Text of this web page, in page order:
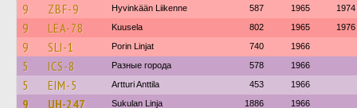
9 ZBF-9 Hyvinkään Liikenne 587 1965 1974
9 LEA-78 Kuusela 802 1965 1976
9 SLI-1 Porin Linjat 740 1966
5 ICS-8 Разные города 578 1966
5 EIM-5 Artturi Anttila 453 1966
9 UH-247 Sukulan Linja 1886 1966